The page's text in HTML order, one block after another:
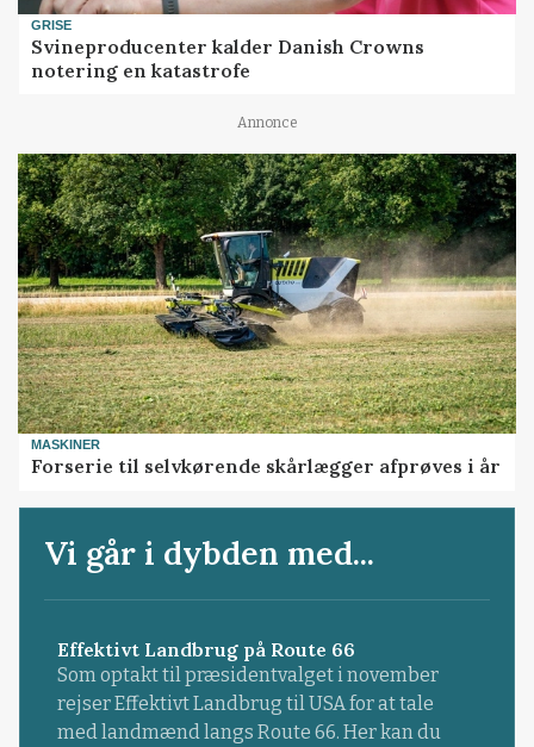
GRISE
Svineproducenter kalder Danish Crowns
notering en katastrofe
Annonce
MASKINER
Forserie til selvkørende skårlægger afprøves i år
Vi går i dybden med...
Effektivt Landbrug på Route 66
Som optakt til præsidentvalget i november
rejser Effektivt Landbrug til USA for at tale
med landmænd langs Route 66. Her kan du